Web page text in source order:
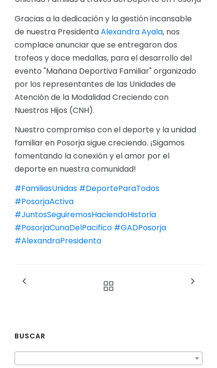
Gracias a la dedicación y la gestión incansable
de nuestra PresidentaAlexandra Ayala, nos
complace anunciar que se entregaron dos
trofeos y doce medallas, para el desarrollo del
evento "Mañana Deportiva Familiar" organizado
por los representantes de las Unidades de
Atención de la Modalidad Creciendo con
Nuestros Hijos (CNH).
Nuestro compromiso con el deporte y la unidad
familiar en Posorja sigue creciendo. ¡Sigamos
fomentando la conexión y el amor por el
deporte en nuestra comunidad!
#FamiliasUnidas #DeporteParaTodos
#PosorjaActiva
#JuntosSeguiremosHaciendoHistoria
#PosorjaCunaDelPacifico #GADPosorja
#AlexandraPresidenta
BUSCAR